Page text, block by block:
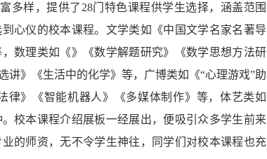
多样，提供了 28门特色课程供学生选择，涵盖范围
心仪的校本课程。文学类如《中国文学名家名著导
数理类如《》《数学解题研究》《数学思想方法研
》《生活中的化学》等，广博类如《“心理游戏”助
律》《智能机器人》《多媒体制作》等，体艺类如
。校本课程介绍展板一经展出，便吸引众多学生前来
的师资，无不令学生神往，同学们对校本课程也充